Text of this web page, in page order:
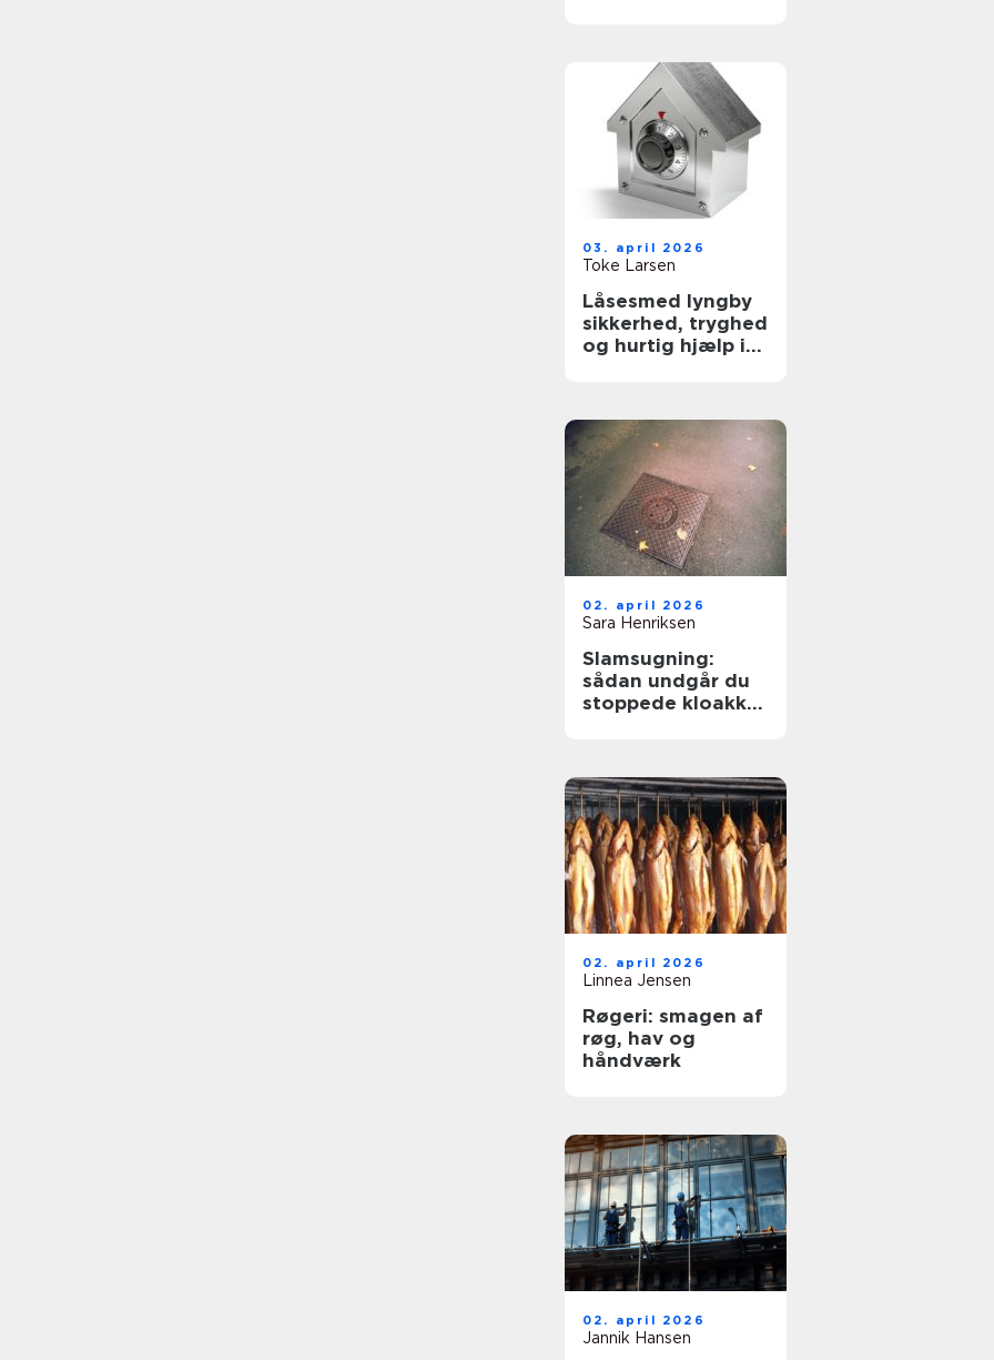
03. april 2026
Toke Larsen
Låsesmed lyngby
sikkerhed, tryghed
og hurtig hjælp i
02. april 2026
Sara Henriksen
Slamsugning:
sådan undgår du
stoppede kloakker
02. april 2026
Linnea Jensen
Røgeri: smagen af
røg, hav og
håndværk
02. april 2026
Jannik Hansen